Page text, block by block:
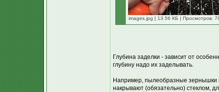
images.jpg [ 13.56 КБ | Просмотров:
Глубина заделки - зависит от
глубину надо их заделывать.
Например, пылеобразные зернышки
накрывают (обязательно) стеклом,